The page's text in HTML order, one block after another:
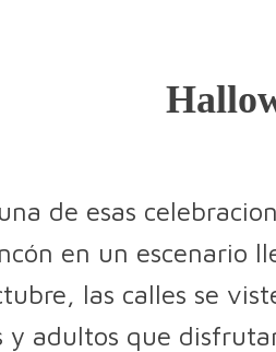
de esas
en un escenario
las calles se
y adultos que